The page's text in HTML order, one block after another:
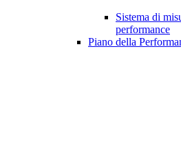
Sistema di
performance
Piano della